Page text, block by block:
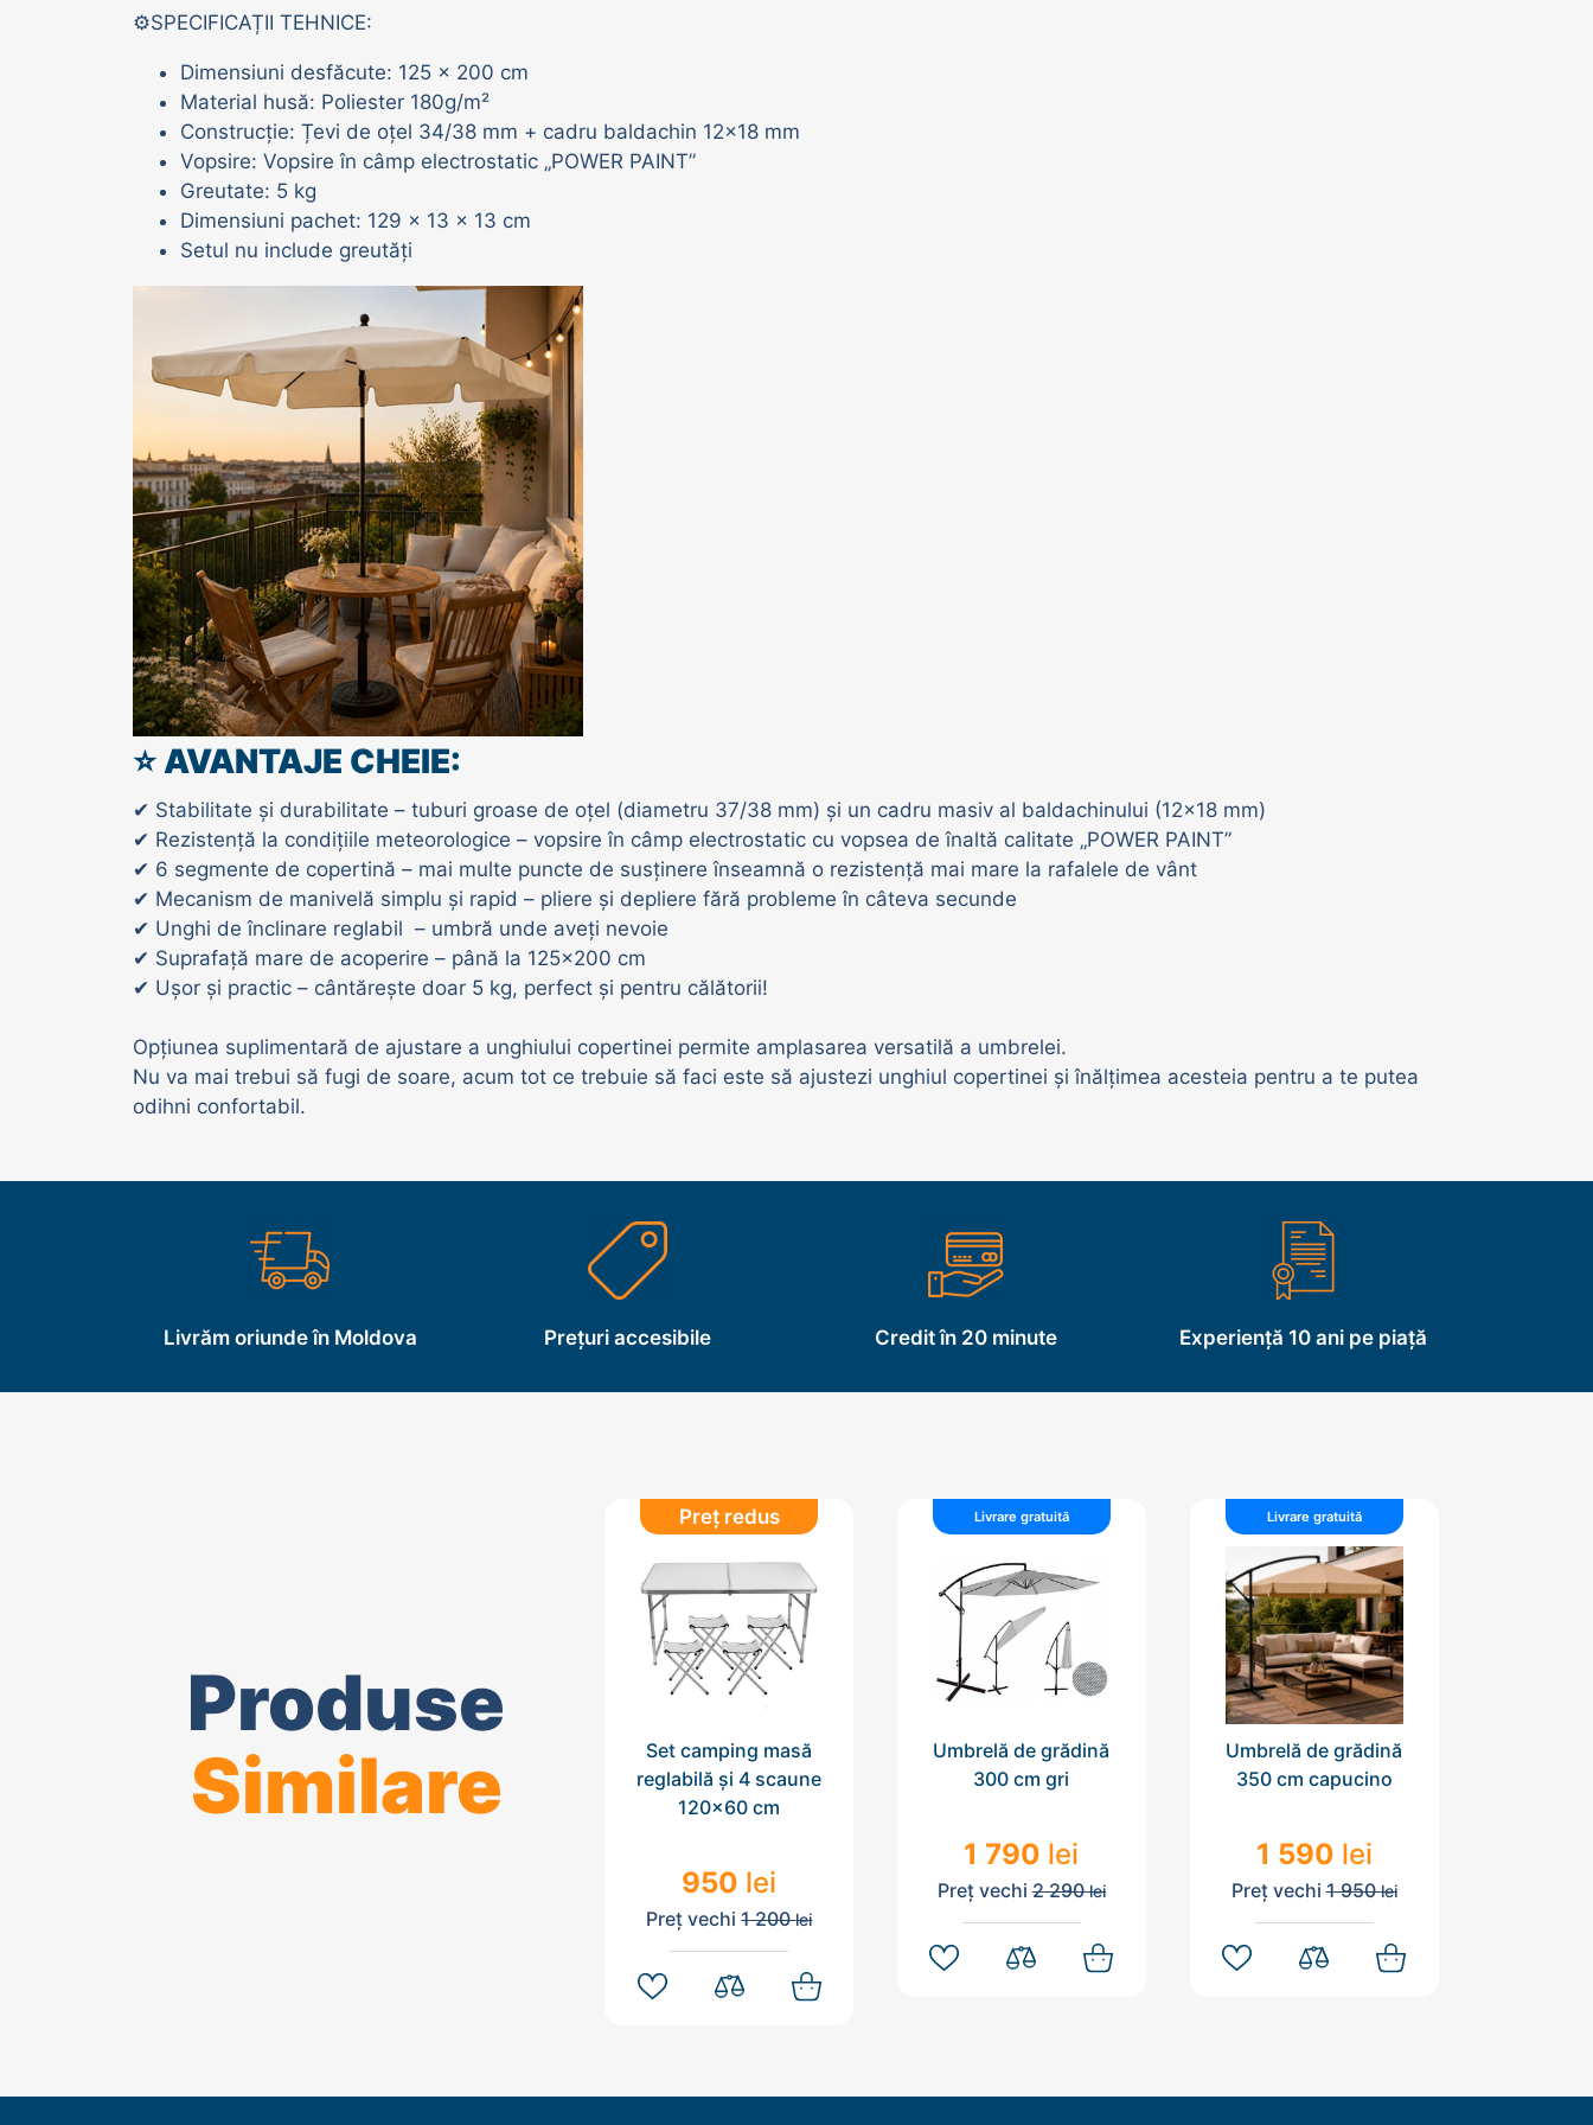
Adăpători vaci | oi | porci
⚙️SPECIFICAȚII TEHNICE:
Dimensiuni desfăcute: 125 x 200 cm
Material husă: Poliester 180g/m²
Construcție: Țevi de oțel 34/38 mm + cadru baldachin 12x18 mm
Vopsire: Vopsire în câmp electrostatic „POWER PAINT”
Greutate: 5 kg
Dimensiuni pachet: 129 x 13 x 13 cm
Setul nu include greutăți
⭐ AVANTAJE CHEIE:
✔ Stabilitate și durabilitate – tuburi groase de oțel (diametru 37/38 mm) și un cadru masiv al baldachinului (12x18 mm)
✔ Rezistență la condițiile meteorologice – vopsire în câmp electrostatic cu vopsea de înaltă calitate „POWER PAINT”
✔ 6 segmente de copertină – mai multe puncte de susținere înseamnă o rezistență mai mare la rafalele de vânt
✔ Mecanism de manivelă simplu și rapid – pliere și depliere fără probleme în câteva secunde
✔ Unghi de înclinare reglabil – umbră unde aveți nevoie
✔ Suprafață mare de acoperire – până la 125x200 cm
✔ Ușor și practic – cântărește doar 5 kg, perfect și pentru călătorii!
Opțiunea suplimentară de ajustare a unghiului copertinei permite amplasarea versatilă a umbrelei.
Nu va mai trebui să fugi de soare, acum tot ce trebuie să faci este să ajustezi unghiul copertinei și înălțimea acesteia pentru a te putea
odihni confortabil.
Livrăm oriunde în Moldova Prețuri accesibile Credit în 20 minute Experiență 10 ani pe piață
Produse
Similare
Preț redus
Set camping masă
reglabilă și 4 scaune
120x60 cm
950 lei
Preț vechi1 200lei
Livrare gratuită
Umbrelă de grădină
300 cm gri
1 790 lei
Preț vechi 2 290lei
Livrare gratuită
Umbrelă de grădină
350 cm capucino
1 590 lei
Preț vechi1 950lei